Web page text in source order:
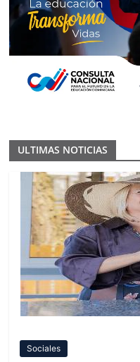
ULTIMAS NOTICIAS
Sociales